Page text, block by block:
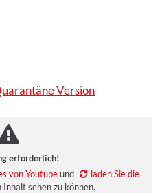
Version
erforderlich!
von Youtubeund
laden Sie die
Inhalt sehen zu können.